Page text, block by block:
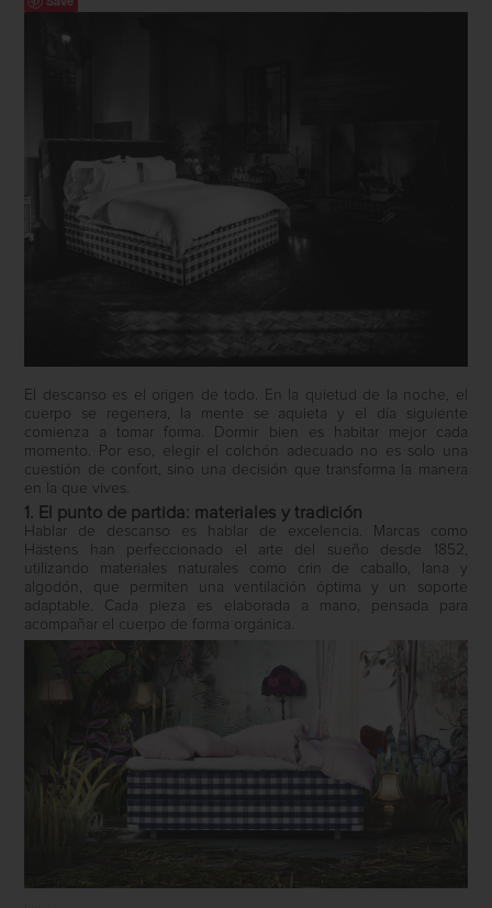
El descanso es el origen de todo. En la quietud de la noche, el
cuerpo se regenera, la mente se aquieta y el día siguiente
comienza a tomar forma. Dormir bien es habitar mejor cada
momento. Por eso, elegir el colchón adecuado no es solo una
cuestión de confort, sino una decisión que transforma la manera
en la que vives.
1. El punto de partida: materiales y tradición
Hablar de descanso es hablar de excelencia. Marcas como
Hästens
han perfeccionado el arte del sueño desde 1852,
utilizando materiales naturales como crin de caballo, lana y
algodón, que permiten una ventilación óptima y un soporte
adaptable. Cada pieza es elaborada a mano, pensada para
acompañar el cuerpo de forma orgánica.